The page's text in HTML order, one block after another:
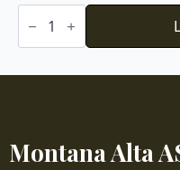
Du
Store
Faerytale
Montana Alta